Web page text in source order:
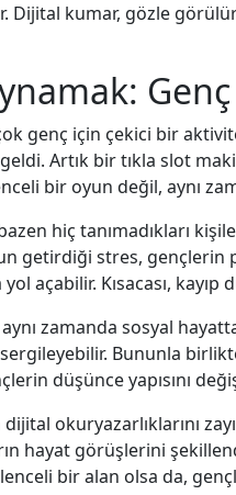
Dijital kumar, gözle
genç için çekici bir
Artık bir tıkla slot
bir oyun değil, aynı
hiç tanımadıkları
getirdiği stres,
açabilir. Kısacası,
aynı zamanda sosyal
Bununla
düşünce yapısını
okuryazarlıklarını
hayat görüşlerini
bir alan olsa da,